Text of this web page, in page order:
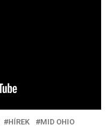
HÍREK
MID OHIO